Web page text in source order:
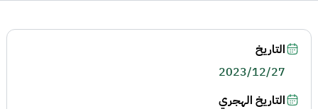
التاريخ
2023/12/27
التاريخ الهجري